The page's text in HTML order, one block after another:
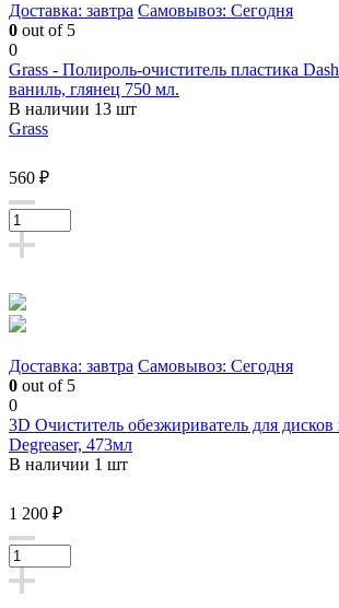
Доставка: завтра Самовывоз: Сегодня
0 out of 5
0
Grass - Полироль-очиститель пластика
ваниль, глянец 750 мл.
В наличии 13 шт
Grass
560 ₽
Доставка: завтра Самовывоз: Сегодня
0 out of 5
0
3D Очиститель обезжириватель для
Degreaser, 473мл
В наличии 1 шт
1 200 ₽